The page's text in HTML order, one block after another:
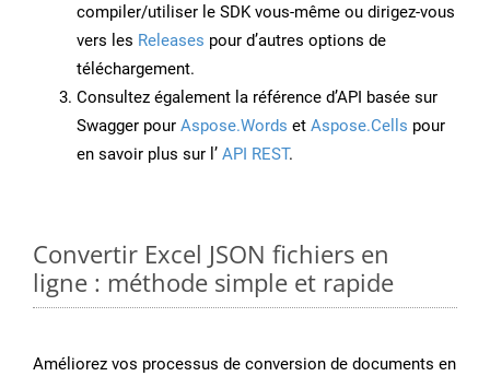
compiler/utiliser le SDK vous-même ou dirigez-vous
vers les Releases pour d’autres options de
téléchargement.
Consultez également la référence d’API basée sur
Swagger pour Aspose.Words et Aspose.Cells pour
en savoir plus sur l’ API REST.
Convertir Excel JSON fichiers en
ligne : méthode simple et rapide
Améliorez vos processus de conversion de documents en